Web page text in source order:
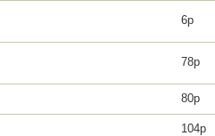
6p
78p
80p
104p